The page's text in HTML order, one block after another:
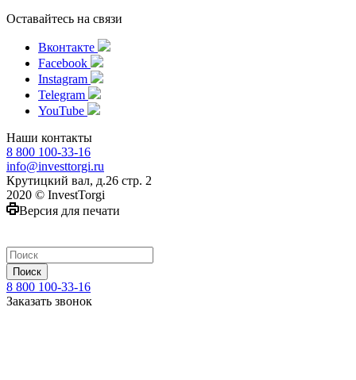
Оставайтесь на связи
Вконтакте
Facebook
Instagram
Telegram
YouTube
Наши контакты
8 800 100-33-16
info@investtorgi.ru
Крутицкий вал, д.26 стр. 2
2020 © InvestTorgi
Версия для печати
Поиск
8 800 100-33-16
Заказать звонок